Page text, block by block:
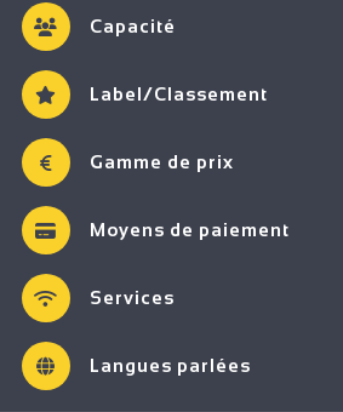
Capacité
Label/Classement
Gamme de prix
Moyens de paiement
Services
Langues parlées